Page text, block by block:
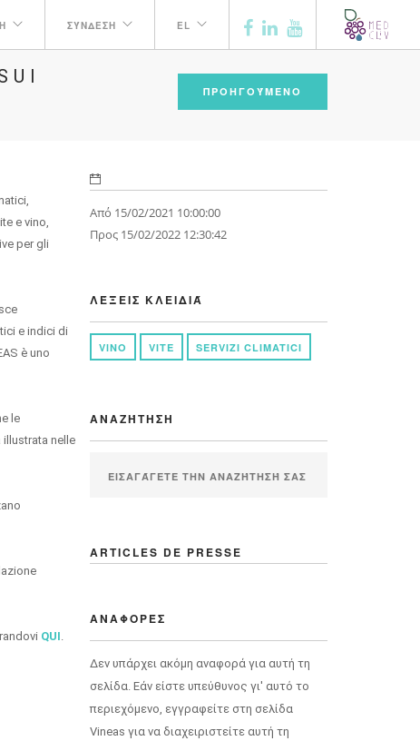
ΣΎΝΔΕΣΗ EL
ΠΡΟΗΓΟΎΜΕΝΟ
e vino,
per gli
e indici di
è uno
le
illustrata nelle
QUI.
Από 15/02/2021 10:00:00
Προς 15/02/2022 12:30:42
ΛΈΞΕΙΣ ΚΛΕΙΔΙΆ
VINO VITE SERVIZI CLIMATICI
ΑΝΑΖΉΤΗΣΗ
ARTICLES DE PRESSE
ΑΝΑΦΟΡΈΣ
Δεν υπάρχει ακόμη αναφορά για αυτή τη
σελίδα. Εάν είστε υπεύθυνος γι' αυτό το
περιεχόμενο, εγγραφείτε στη σελίδα
Vineas για να διαχειριστείτε αυτή τη